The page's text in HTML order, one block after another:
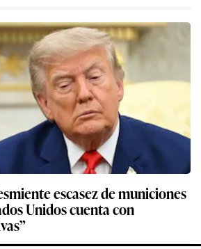
escasez de municiones
Unidos cuenta con